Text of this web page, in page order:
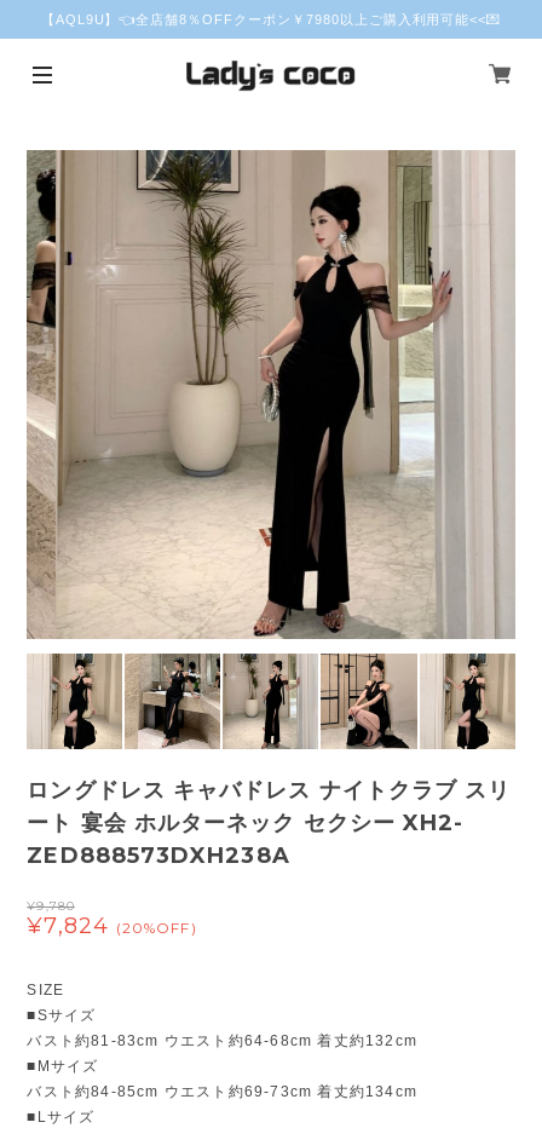
【AQL9U】👈全店舗8％OFFクーポン￥7980以上ご購入利用可能<<💌
ロングドレス キャバドレス ナイトクラブ スリ
ート 宴会 ホルターネック セクシー XH2-
ZED888573DXH238A
¥9,780
¥7,824 (20%OFF)
SIZE
■Sサイズ
バスト約81-83cm ウエスト約64-68cm 着丈約132cm
■Mサイズ
バスト約84-85cm ウエスト約69-73cm 着丈約134cm
■Lサイズ